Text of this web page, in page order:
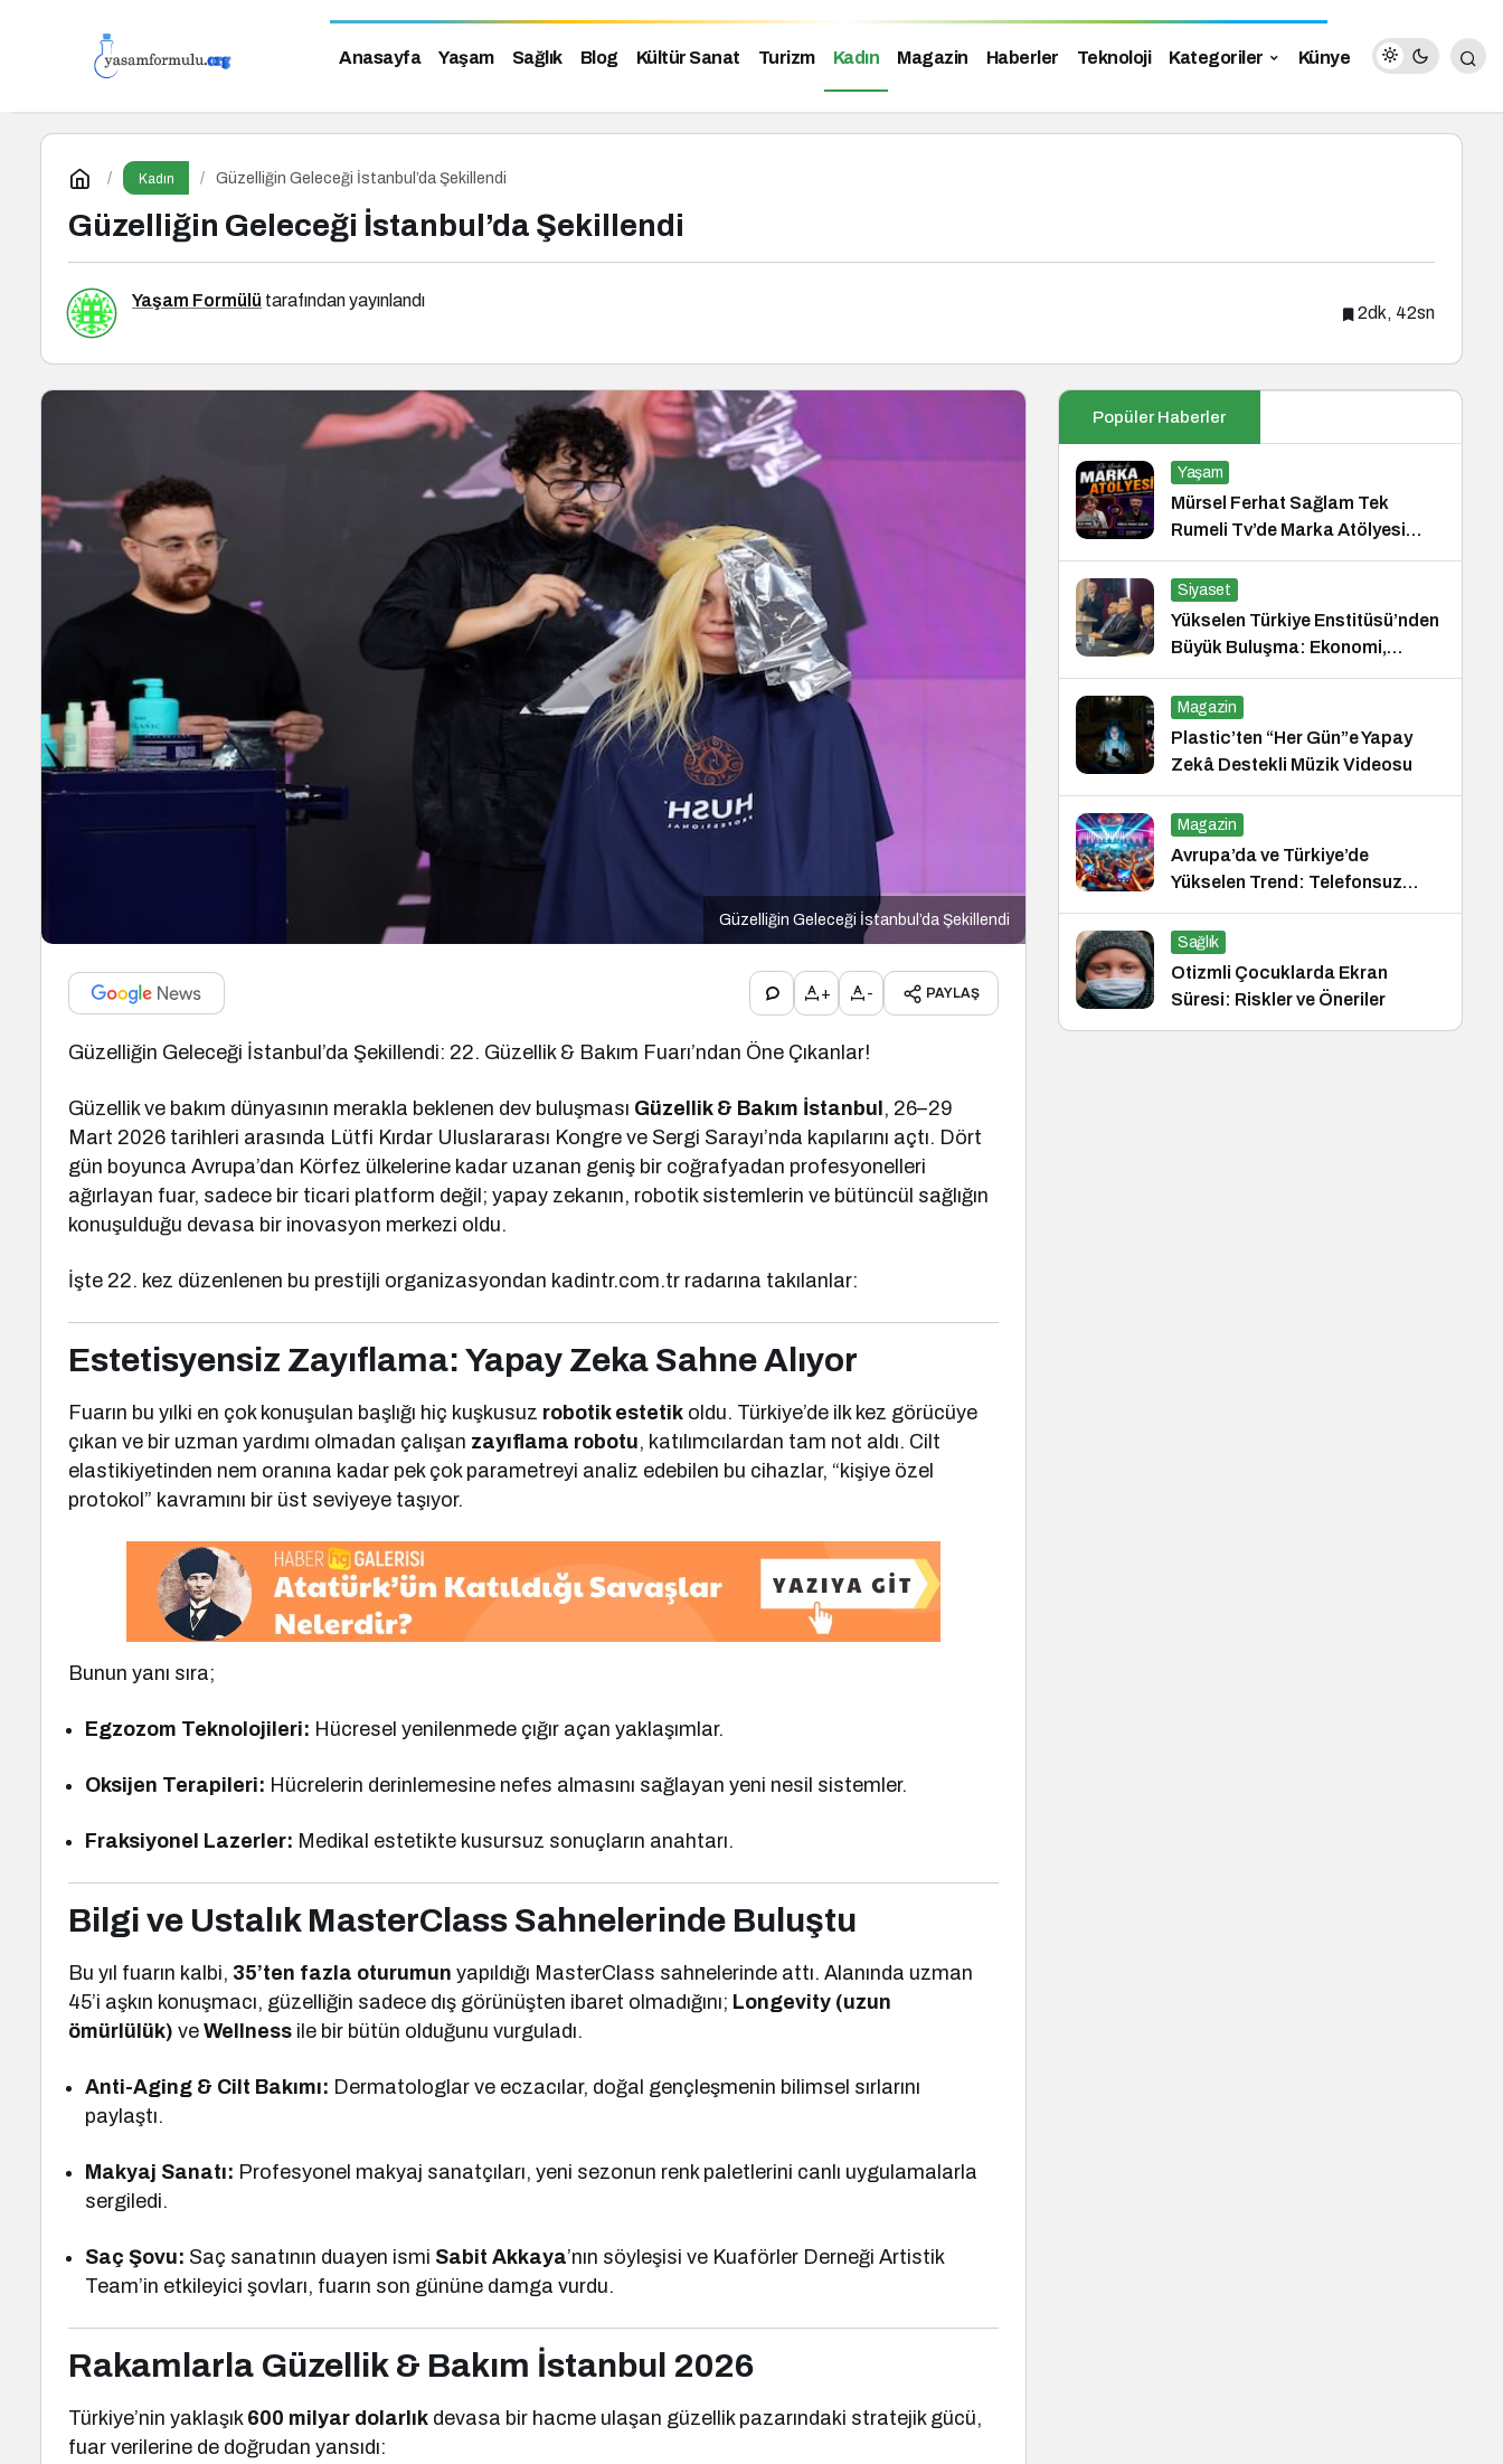
Anasayfa Yaşam Sağlık Blog Kültür Sanat Turizm Kadın Magazin Haberler Teknoloji Kategoriler Künye
Kadın Güzelliğin Geleceği İstanbul’da Şekillendi
Güzelliğin Geleceği İstanbul’da Şekillendi
Yaşam Formülü tarafından yayınlandı
2dk, 42sn
Güzelliğin Geleceği İstanbul’da Şekillendi
+ - PAYLAŞ
Güzelliğin Geleceği İstanbul’da Şekillendi: 22. Güzellik & Bakım Fuarı’ndan Öne Çıkanlar!
Güzellik ve bakım dünyasının merakla beklenen dev buluşması Güzellik & Bakım İstanbul , 26–29
Mart 2026 tarihleri arasında Lütfi Kırdar Uluslararası Kongre ve Sergi Sarayı’nda kapılarını açtı. Dört
gün boyunca Avrupa’dan Körfez ülkelerine kadar uzanan geniş bir coğrafyadan profesyonelleri
ağırlayan fuar, sadece bir ticari platform değil; yapay zekanın, robotik sistemlerin ve bütüncül sağlığın
konuşulduğu devasa bir inovasyon merkezi oldu.
İşte 22. kez düzenlenen bu prestijli organizasyondan kadintr.com.tr radarına takılanlar:
Estetisyensiz Zayıflama: Yapay Zeka Sahne Alıyor
Fuarın bu yılki en çok konuşulan başlığı hiç kuşkusuz robotik estetik oldu. Türkiye’de ilk kez görücüye
çıkan ve bir uzman yardımı olmadan çalışan zayıflama robotu, katılımcılardan tam not aldı. Cilt
elastikiyetinden nem oranına kadar pek çok parametreyi analiz edebilen bu cihazlar, “kişiye özel
protokol” kavramını bir üst seviyeye taşıyor.
Bunun yanı sıra;
Egzozom Teknolojileri: Hücresel yenilenmede çığır açan yaklaşımlar.
Oksijen Terapileri: Hücrelerin derinlemesine nefes almasını sağlayan yeni nesil sistemler.
Fraksiyonel Lazerler: Medikal estetikte kusursuz sonuçların anahtarı.
Bilgi ve Ustalık MasterClass Sahnelerinde Buluştu
Bu yıl fuarın kalbi, 35’ten fazla oturumun yapıldığı MasterClass sahnelerinde attı. Alanında uzman
45’i aşkın konuşmacı, güzelliğin sadece dış görünüşten ibaret olmadığını; Longevity (uzun
ömürlülük) veWellness ile bir bütün olduğunu vurguladı.
Anti-Aging & Cilt Bakımı: Dermatologlar ve eczacılar, doğal gençleşmenin bilimsel sırlarını
paylaştı.
Makyaj Sanatı: Profesyonel makyaj sanatçıları, yeni sezonun renk paletlerini canlı uygulamalarla
sergiledi.
Saç Şovu: Saç sanatının duayen ismi Sabit Akkaya’nın söyleşisi ve Kuaförler Derneği Artistik
Team’in etkileyici şovları, fuarın son gününe damga vurdu.
Rakamlarla Güzellik & Bakım İstanbul 2026
Türkiye’nin yaklaşık 600 milyar dolarlık devasa bir hacme ulaşan güzellik pazarındaki stratejik gücü,
fuar verilerine de doğrudan yansıdı:
Popüler Haberler
Yaşam
Mürsel Ferhat Sağlam Tek
Rumeli Tv’de Marka Atölyesi
Programına Konuk Oldu
Siyaset
Yükselen Türkiye Enstitüsü’nden
Büyük Buluşma: Ekonomi,
Güvenlik Politikaları ve Hukuk
Konferansı
Magazin
Plastic’ten “Her Gün”e Yapay
Zekâ Destekli Müzik Videosu
Magazin
Avrupa’da ve Türkiye’de
Yükselen Trend: Telefonsuz
Gece Kulüpleri
Sağlık
Otizmli Çocuklarda Ekran
Süresi: Riskler ve Öneriler